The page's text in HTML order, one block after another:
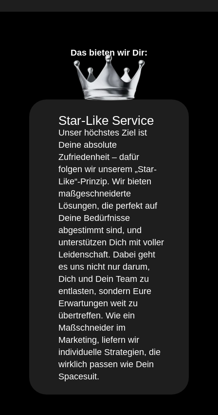
Das bieten wir Dir:
Star-Like Service
Unser höchstes Ziel ist
Deine absolute
Zufriedenheit – dafür
folgen wir unserem „Star-
Like“-Prinzip. Wir bieten
maßgeschneiderte
Lösungen, die perfekt auf
Deine Bedürfnisse
abgestimmt sind, und
unterstützen Dich mit voller
Leidenschaft. Dabei geht
es uns nicht nur darum,
Dich und Dein Team zu
entlasten, sondern Eure
Erwartungen weit zu
übertreffen. Wie ein
Maßschneider im
Marketing, liefern wir
individuelle Strategien, die
wirklich passen wie Dein
Spacesuit.